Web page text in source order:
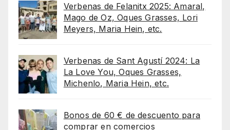
Verbenas de Felanitx 2025: Amaral,
Mago de Oz, Oques Grasses, Lori
Meyers, Maria Hein, etc.
Verbenas de Sant Agustí 2024: La
La Love You, Oques Grasses,
Michenlo, Maria Hein, etc.
Bonos de 60 € de descuento para
comprar en comercios